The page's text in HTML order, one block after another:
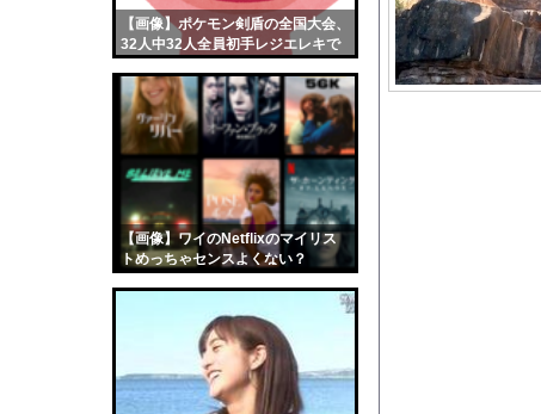
【画像】ポケモン剣盾の全国大会、
32人中32人全員初手レジエレキで
【画像】ワイのNetflixのマイリス
トめっちゃセンスよくない？
10年もの間浮気して
ウクライナ侵攻以降
【配信者】「金バエ